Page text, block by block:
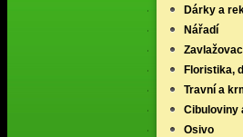
Dárky a
Nářadí
Floristika,
Travní a
Cibuloviny
Osivo